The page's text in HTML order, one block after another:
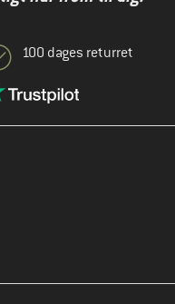
100 dages returret